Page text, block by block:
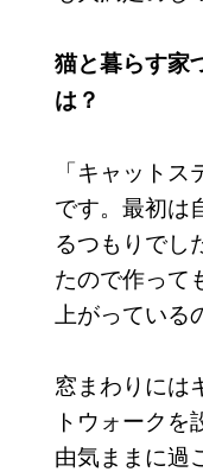
猫と暮らす家
は？
「キャット
です。最初は
るつもりでし
たので作って
上がっている
窓まわりには
トウォークを
由気ままに過